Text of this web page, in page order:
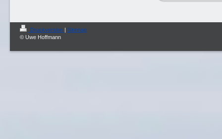
Druckversion | Sitemap
© Uwe Hoffmann